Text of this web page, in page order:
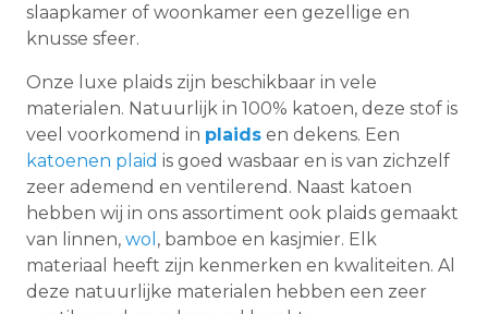
slaapkamer of woonkamer een gezellige en
knusse sfeer.
Onze luxe plaids zijn beschikbaar in vele
materialen. Natuurlijk in 100% katoen, deze stof is
veel voorkomend in plaids en dekens. Een
katoenen plaid is goed wasbaar en is van zichzelf
zeer ademend en ventilerend. Naast katoen
hebben wij in ons assortiment ook plaids gemaakt
van linnen, wol , bamboe en kasjmier. Elk
materiaal heeft zijn kenmerken en kwaliteiten. Al
deze natuurlijke materialen hebben een zeer